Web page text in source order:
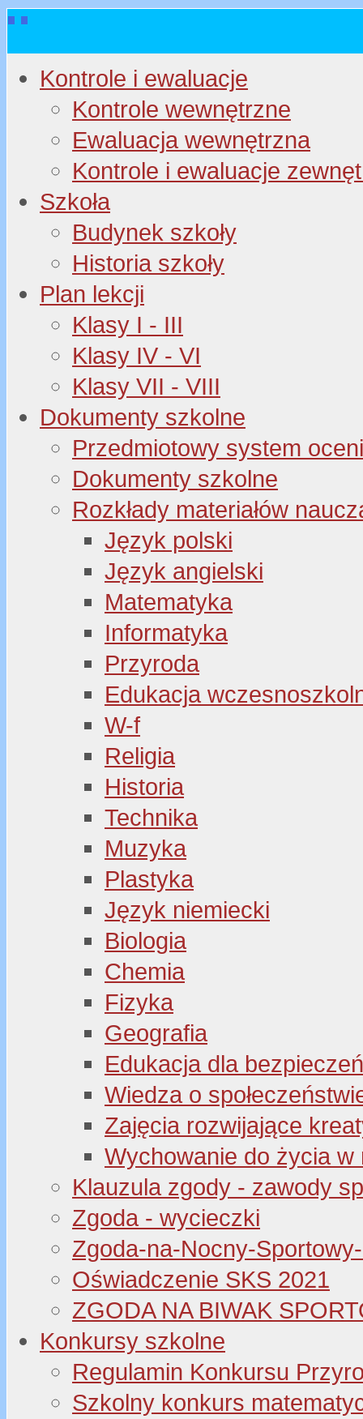
Kontrole i ewaluacje
Kontrole wewnętrzne
Ewaluacja wewnętrzna
Kontrole i ewaluacje
Szkoła
Budynek szkoły
Historia szkoły
Plan lekcji
Klasy I - III
Klasy IV - VI
Klasy VII - VIII
Dokumenty szkolne
Przedmiotowy system
Dokumenty szkolne
Rozkłady materiałów
Język polski
Język angielski
Matematyka
Informatyka
Przyroda
Edukacja
W-f
Religia
Historia
Technika
Muzyka
Plastyka
Język niemiecki
Biologia
Chemia
Fizyka
Geografia
Edukacja dla
Wiedza o
Zajęcia rozwijające
Wychowanie do życia w
Klauzula zgody - zawody
Zgoda - wycieczki
Zgoda-na-Nocny-
Oświadczenie SKS 2021
ZGODA NA BIWAK
Konkursy szkolne
Regulamin Konkursu
Szkolny konkurs